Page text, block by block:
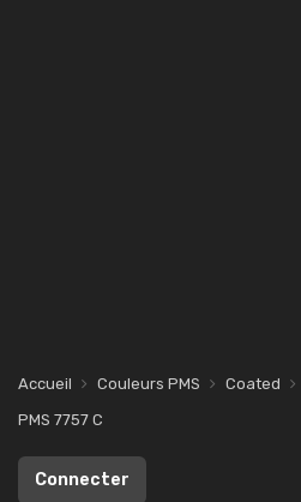
Accueil Couleurs PMS Coated
PMS 7757 C
Connecter